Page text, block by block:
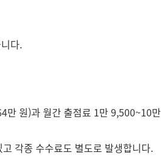
다.
만 원)과 월간 출점료 1만 9,500~10만
각종 수수료도 별도로 발생합니다.